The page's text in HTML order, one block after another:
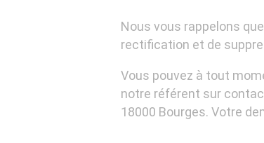
Nous vous rappelons
rectification et de
Vous pouvez à tout
notre référent sur
18000 Bourges. Votre